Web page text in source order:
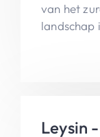
van het
landschap
Leysin